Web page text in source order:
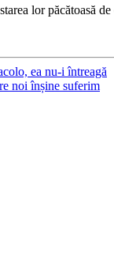
lor păcătoasă
ea nu-i întreagă
noi înșine suferim